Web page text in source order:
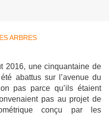
2016, une cinquantaine de
abattus sur l’avenue du
pas parce qu’ils étaient
pas au projet de
conçu par les